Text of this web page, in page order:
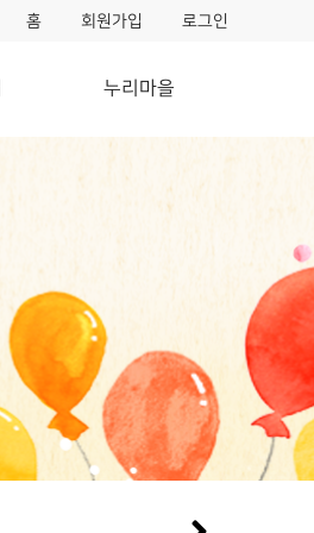
홈 회원가입 로그인
누리마을